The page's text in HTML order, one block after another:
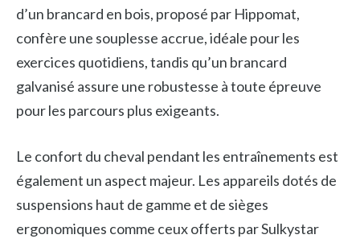
d’un brancard en bois, proposé par Hippomat,
confère une souplesse accrue, idéale pour les
exercices quotidiens, tandis qu’un brancard
galvanisé assure une robustesse à toute épreuve
pour les parcours plus exigeants.
Le confort du cheval pendant les entraînements est
également un aspect majeur. Les appareils dotés de
suspensions haut de gamme et de sièges
ergonomiques comme ceux offerts par Sulkystar